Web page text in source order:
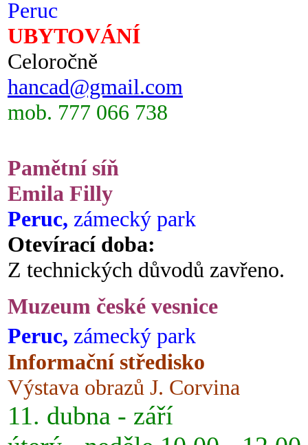
Peruc
UBYTOVÁNÍ
Celoročně
hancad@gmail.com
mob. 777 066 738
Pamětní síň
Emila Filly
Peruc, zámecký park
Otevírací doba:
Z technických důvodů zavřeno.
Muzeum české vesnice
Peruc, zámecký park
Informační středisko
Výstava obrazů J. Corvina
11. dubna - září